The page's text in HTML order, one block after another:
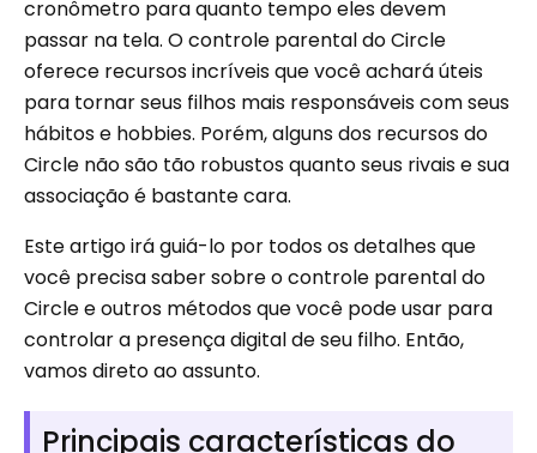
cronômetro para quanto tempo eles devem
passar na tela. O controle parental do Circle
oferece recursos incríveis que você achará úteis
para tornar seus filhos mais responsáveis ​​com seus
hábitos e hobbies. Porém, alguns dos recursos do
Circle não são tão robustos quanto seus rivais e sua
associação é bastante cara.
Este artigo irá guiá-lo por todos os detalhes que
você precisa saber sobre o controle parental do
Circle e outros métodos que você pode usar para
controlar a presença digital de seu filho. Então,
vamos direto ao assunto.
Principais características do